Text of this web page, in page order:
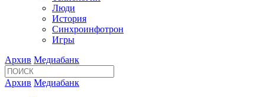
Люди
История
Синхроинфотрон
Игры
Архив Медиабанк
Архив Медиабанк